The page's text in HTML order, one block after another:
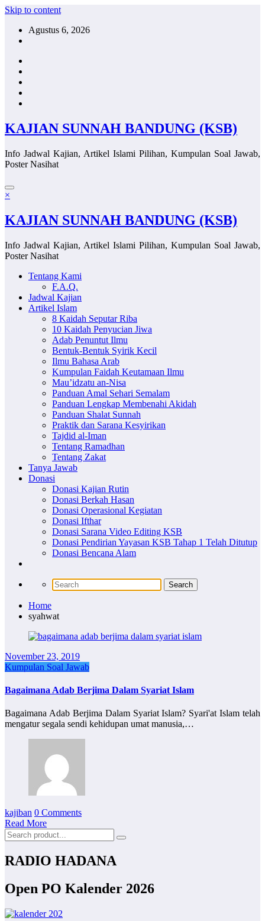
Skip to content
Agustus 6, 2026
KAJIAN SUNNAH BANDUNG (KSB)
Info Jadwal Kajian, Artikel Islami Pilihan, Kumpulan Soal Jawab,
Poster Nasihat
×
KAJIAN SUNNAH BANDUNG (KSB)
Info Jadwal Kajian, Artikel Islami Pilihan, Kumpulan Soal Jawab,
Poster Nasihat
Tentang Kami
F.A.Q.
Jadwal Kajian
Artikel Islam
8 Kaidah Seputar Riba
10 Kaidah Penyucian Jiwa
Adab Penuntut Ilmu
Bentuk-Bentuk Syirik Kecil
Ilmu Bahasa Arab
Kumpulan Faidah Keutamaan Ilmu
Mau’idzatu an-Nisa
Panduan Amal Sehari Semalam
Panduan Lengkap Membenahi Akidah
Panduan Shalat Sunnah
Praktik dan Sarana Kesyirikan
Tajdid al-Iman
Tentang Ramadhan
Tentang Zakat
Tanya Jawab
Donasi
Donasi Kajian Rutin
Donasi Berkah Hasan
Donasi Operasional Kegiatan
Donasi Ifthar
Donasi Sarana Video Editing KSB
Donasi Pendirian Yayasan KSB Tahap 1 Telah Ditutup
Donasi Bencana Alam
Home
syahwat
November 23, 2019
Kumpulan Soal Jawab
Bagaimana Adab Berjima Dalam Syariat Islam
Bagaimana Adab Berjima Dalam Syariat Islam? Syari'at Islam telah
mengatur segala sendi kehidupan umat manusia,…
kajiban 0 Comments
Read More
RADIO HADANA
Open PO Kalender 2026